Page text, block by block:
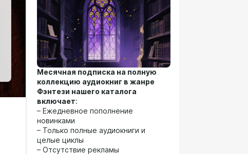
Месячная подписка на полную
коллекцию аудиокниг в жанре
Фэнтези нашего каталога
включает:
– Ежедневное пополнение
новинками
– Только полные аудиокниги и
целые циклы
– Отсутствие рекламы